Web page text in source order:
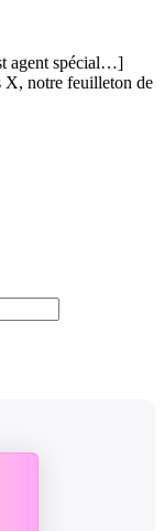
agent spécial…]
X, notre feuilleton de